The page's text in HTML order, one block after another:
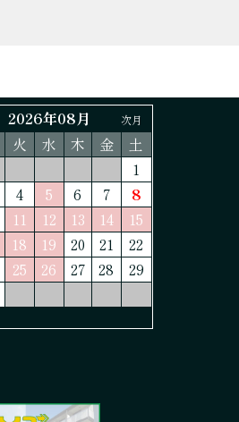
2026年08月 次月
火 水 木 金
土
1
4 5 6 7
8
11 12 13 14
15
18 19 20 21
22
25 26 27 28
29